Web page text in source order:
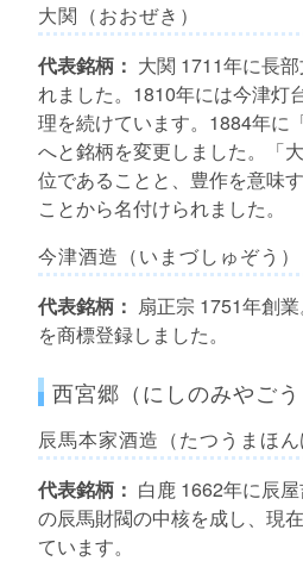
大関（おおぜき）
代表銘柄： 大関 1711年に長
れました。1810年には今津灯
理を続けています。1884年に
へと銘柄を変更しました。「
位であることと、豊作を意味
ことから名付けられました。
今津酒造（いまづしゅぞう）
代表銘柄： 扇正宗 1751年創
を商標登録しました。
西宮郷（にしのみやごう
辰馬本家酒造（たつうまほん
代表銘柄： 白鹿 1662年に辰
の辰馬財閥の中核を成し、現
ています。